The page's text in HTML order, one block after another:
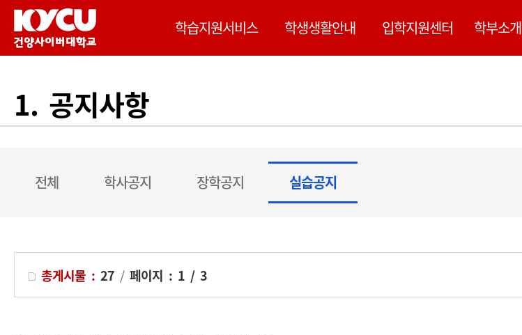
이 사이트는 Google 자동 번역을 제공합니다. 번역된 내용은 정확하지 않을 수 있습니다.
학습지원서비스 학생생활안내 입학지원센터 학부소개
1. 공지사항
전체 학사공지 장학공지 실습공지
총게시물 : 27 / 페이지 : 1 / 3
검
색
조